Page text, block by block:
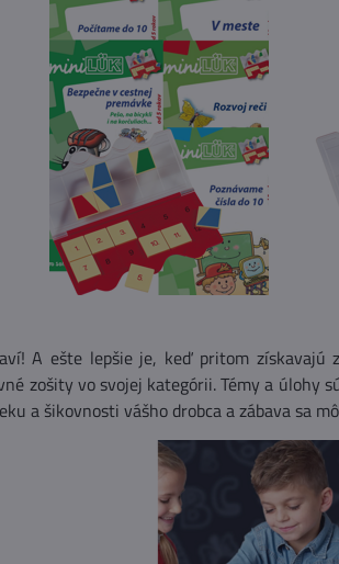
A ešte lepšie je, keď pritom získavajú
zošity vo svojej kategórii. Témy a úlohy
a šikovnosti vášho drobca a zábava sa